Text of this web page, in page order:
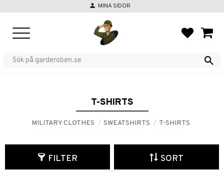
person MINA SIDOR
T-SHIRTS
MILITARY CLOTHES SWEATSHIRTS T-SHIRTS
FILTER SORT